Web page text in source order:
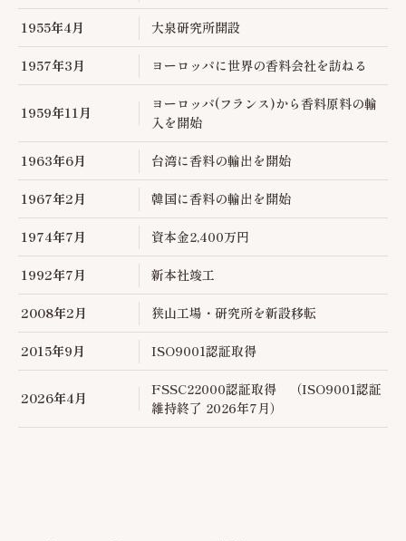
1955年4月 大泉研究所開設
1957年3月 ヨーロッパに世界の香料会社を訪ねる
1959年11月
ヨーロッパ(フランス)から香料原料の輸
入を開始
1963年6月 台湾に香料の輸出を開始
1967年2月 韓国に香料の輸出を開始
1974年7月 資本金2,400万円
1992年7月 新本社竣工
2008年2月 狭山工場・研究所を新設移転
2015年9月 ISO9001認証取得
2026年4月
FSSC22000認証取得 （ISO9001認証
維持終了 2026年7月）